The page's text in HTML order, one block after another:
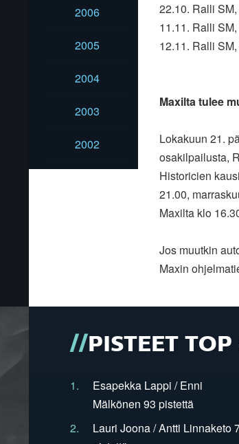
2006
2005
2004
2003
2002
22.10. Ralli
11.11. Ralli
12.11. Ralli
Maxilta tulee
Lokakuun 21.
osakilpailusta,
Historicien
21.00,
Maxilta klo
Jos muutkin
Maxin
PISTEET TOP
1.
Esapekka Lappi / Enni
Mälkönen 93 pistettä
2.
Lauri Joona / Antti Linnaketo